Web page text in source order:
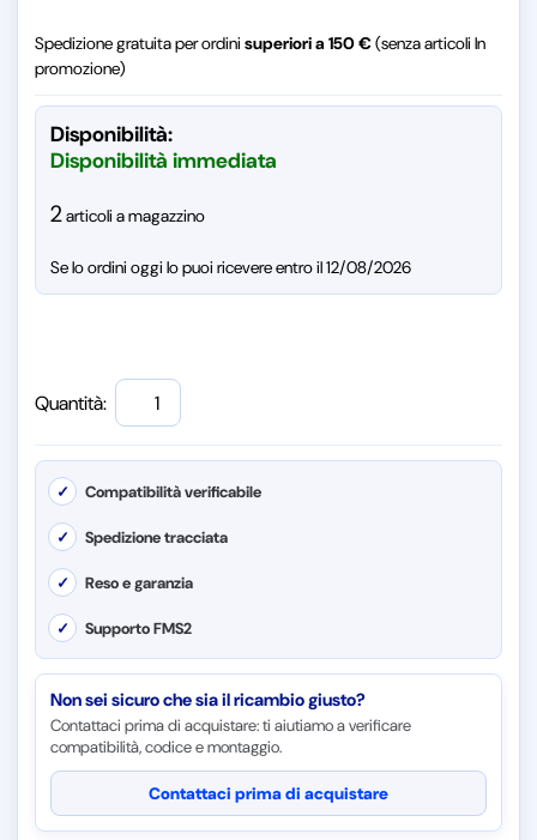
Spedizione gratuita per ordinisuperiori a 150 €(senza articoli In
promozione)
Disponibilità:
Disponibilità immediata
2articoli a magazzino
Se lo ordini oggi lo puoi ricevere entro il 12/08/2026
Quantità:
✓ Compatibilità verificabile
✓ Spedizione tracciata
✓ Reso e garanzia
✓ Supporto FMS2
Non sei sicuro che sia il ricambio giusto?
Contattaci prima di acquistare: ti aiutiamo a verificare
compatibilità, codice e montaggio.
Contattaci prima di acquistare